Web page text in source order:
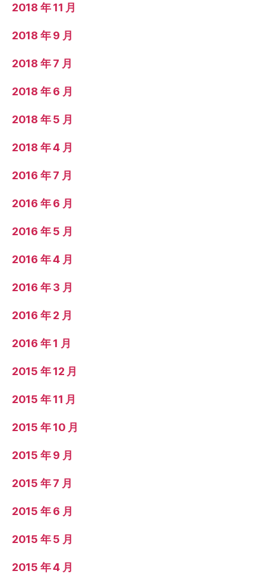
2018 年 11 月
2018 年 9 月
2018 年 7 月
2018 年 6 月
2018 年 5 月
2018 年 4 月
2016 年 7 月
2016 年 6 月
2016 年 5 月
2016 年 4 月
2016 年 3 月
2016 年 2 月
2016 年 1 月
2015 年 12 月
2015 年 11 月
2015 年 10 月
2015 年 9 月
2015 年 7 月
2015 年 6 月
2015 年 5 月
2015 年 4 月